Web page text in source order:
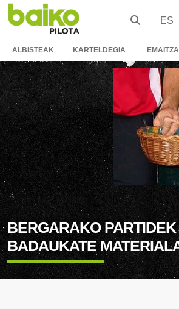
ES
ALBISTEAK KARTELDEGIA
BERGARAKO PARTIDEK
BADAUKATE